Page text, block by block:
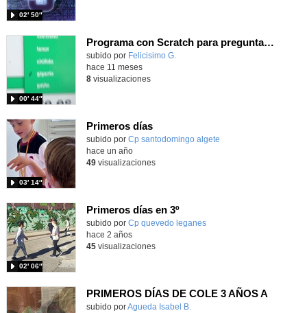
02′ 50″
Programa con Scratch para preguntar los primeros días del cole por el nombre, comida favorita... usando texto a voz
Contenido educativo.
subido por Felicisimo G.
00′ 44″
hace 11 meses
8visualizaciones
Primeros días
subido por Cp santodomingo algete
03′ 14″
hace un año
49visualizaciones
Primeros días en 3º
Contenido educativo.
subido por Cp quevedo leganes
02′ 06″
-
hace 2 años
45visualizaciones
PRIMEROS DÍAS DE COLE 3 AÑOS A
subido porAgueda Isabel B.